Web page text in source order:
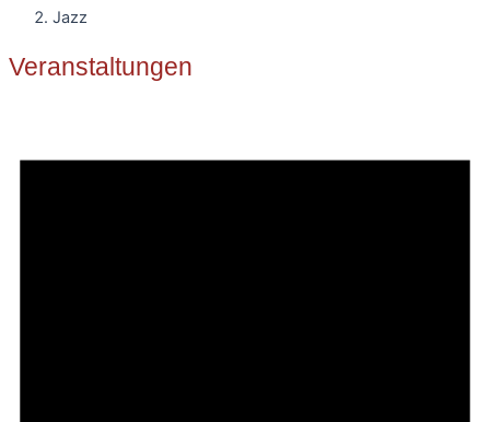
Jazz
Veranstaltungen